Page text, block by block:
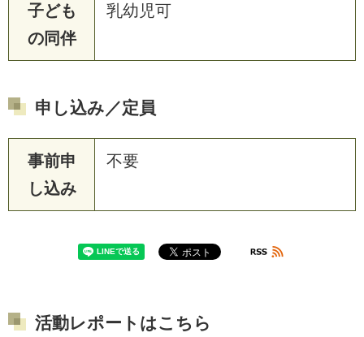
子ども
の同伴
乳幼児可
申し込み／定員
事前申
し込み
不要
活動レポートはこちら